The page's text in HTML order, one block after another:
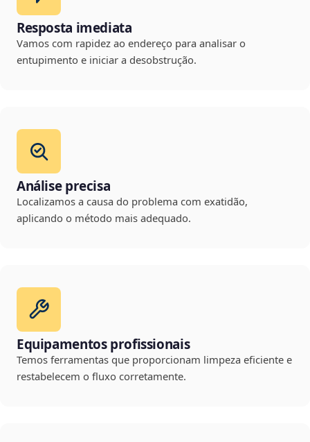
Resposta imediata
Vamos com rapidez ao endereço para analisar o
entupimento e iniciar a desobstrução.
Análise precisa
Localizamos a causa do problema com exatidão,
aplicando o método mais adequado.
Equipamentos profissionais
Temos ferramentas que proporcionam limpeza eficiente e
restabelecem o fluxo corretamente.